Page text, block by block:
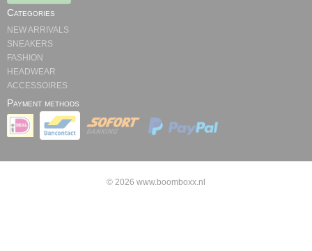
Categories
NEW ARRIVALS
SNEAKERS
FASHION
HEADWEAR
ACCESSOIRES
Payment methods
© 2026 www.boomboxx.nl